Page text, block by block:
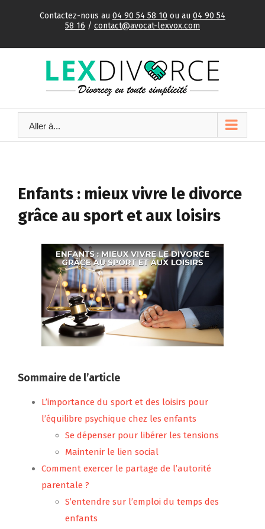
Contactez-nous au 04 90 54 58 10 ou au 04 90 54
58 16 / contact@avocat-lexvox.com
Aller à...
Enfants : mieux vivre le divorce
grâce au sport et aux loisirs
Sommaire de l’article
L’importance du sport et des loisirs pour
l’équilibre psychique chez les enfants
Se dépenser pour libérer les tensions
Maintenir le lien social
Comment exercer le partage de l’autorité
parentale ?
S’entendre sur l’emploi du temps des
enfants